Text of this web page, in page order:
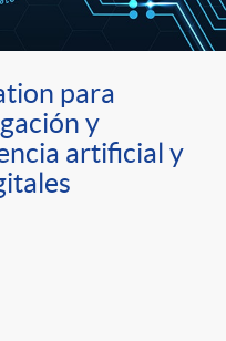
para
y
artificial y